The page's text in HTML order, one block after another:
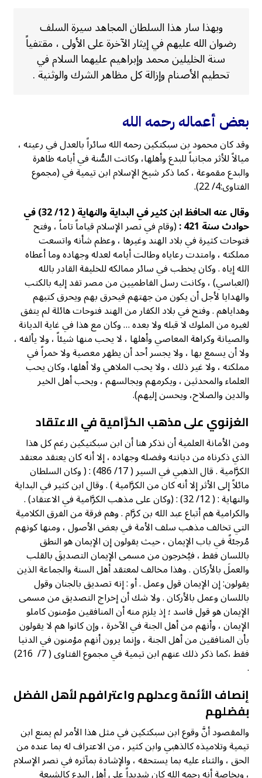
وبهذا سار هذا السلطان المجاهد سيرة السلف
رضوان الله عليهم في إيثار الآخرة على الأولى ، مقتفياً
سنة الخليلين محمد وإبراهيم عليهما السلام في
تحطيم الأصنام وإزالة كل مظاهر الشرك والوثنية .‏
بعض أعماله رحمه الله
وقد كان محمود بن سبكتكين رحمه الله سائراً بالعدل في رعيته ،
ميالاً للأثر مجانباً للبدع وأهلها، وكانت السُّنة في أيامه ظاهرة
والبدع مقموعة ، كما ذكر شيخ الإسلام ابن تيمية في (مجموع
الفتاوى:4/ 22).
وقال عنه الحافظ ابن كثير في البداية والنهاية ( 12/ 32) في
حوادث سنة 421 : (وقام في نصر الإسلام قياماً تاماً ، وفتح
فتوحات كثيرة في بلاد الهند وغيرها ، وعظم شأنه واتسعت
مملكته ، وامتدت رعاياه وطالت أيامه لعدله وجهاده وما أعطاه
الله إياه . وكان يخطب في سائر ممالكه للخليفة القادر بالله
(العباسي) ، وكانت رسل الفاطميين من مصر تفد إليه بالكتب
والهدايا لأجل أن يكون من جهتهم فيحرق بهم ويحرق كتبهم
وهداياهم . وفتح في بلاد الكفار من الهند فتوحات هائلة لم يتفق
لغيره من الملوك لا قبله ولا بعده … وكان مع هذا في غاية الديانة
والصيانة وكراهة المعاصي وأهلها ، لا يحب منها شيئاً ، ولا يألفه ،
ولا أن يسمع بها ، ولا يجسر أحد أن يظهر معصية ولا خمراً في
مملكته ، ولا غير ذلك ، ولا يحب الملاهي ولا أهلها، وكان يحب
العلماء والمحدثين ، ويكرمهم ويجالسهم ، ويحب أهل الخير
والدين والصلاح، ويحسن إليهم).
الغزنوي على مذهب الكرَّامية في الاعتقاد
ومن الأمانة العلمية أن نذكر هنا أن ابن سبكتيكين رغم كل هذا
الذي ذكرناه من ديانته وفضله وجهاده ، إلا أنه كان يعتقد معتقد
الكرَّامية . قال الذهبي في السير ( 17/ 486) : ( وكان السلطان
مائلاً إلى الأثر إلا أنه كان من الكرَّامية ) . وقال ابن كثير في البداية
والنهاية : ( 12/ 32) : (وكان على مذهب الكرَّامية في الاعتقاد) .
والكرامية هم أتباع عبد الله بن كرَّام . وهم فرقة من الفرق الكلامية
التي تخالف مذهب سلف الأمة في بعض الأصول ، ومنها كونهم
مُرجئةً في باب الإيمان ، حيث يقولون إن الإيمان هو النطق
باللسان فقط ، فيُخرجون من مسمى الإيمان التصديقَ بالقلب
والعملَ بالأركان . وهذا مخالف لمعتقد أهل السنة والجماعة الذين
يقولون: إن الإيمان قول وعمل . أو : إنه تصديق بالجنان وقول
باللسان وعمل بالأركان . ولا شك أن إخراج التصديق من مسمى
الإيمان هو قول فاسد ؛ إذ يلزم منه أن المنافقين مؤمنون كاملو
الإيمان ، وأنهم من أهل الجنة في الآخرة ، وإن كانوا هم لا يقولون
بأن المنافقين من أهل الجنة ، وإنما يرون أنهم مؤمنون في الدنيا
فقط ،كما ذكر ذلك عنهم ابن تيمية في مجموع الفتاوى ( 7/ 216)
.
إنصاف الأئمة وعدلهم واعترافهم لأهل الفضل
بفضلهم
والمقصود أنَّ وقوع ابن سبكتكين في مثل هذا الأمر لم يمنع ابن
تيمية وتلاميذه كالذهبي وابن كثير ، من الاعتراف له بما عنده من
الحق ، والثناء عليه بما يستحقه ، والإشادة بمآثره في نصر الإسلام